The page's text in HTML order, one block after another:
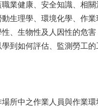
業健康、安全知識、相
生理學、環境化學、作
、生物性及人因性的危
到如何評估、監測勞工
所中之作業人員與作業環